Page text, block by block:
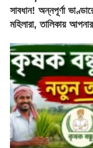
সাবধান! অন্নপূর্ণা
মহিলারা, তালিকায়